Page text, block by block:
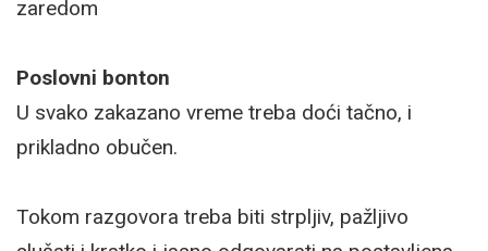
zaredom
Poslovni bonton
U svako zakazano vreme treba doći tačno, i
prikladno obučen.
Tokom razgovora treba biti strpljiv, pažljivo